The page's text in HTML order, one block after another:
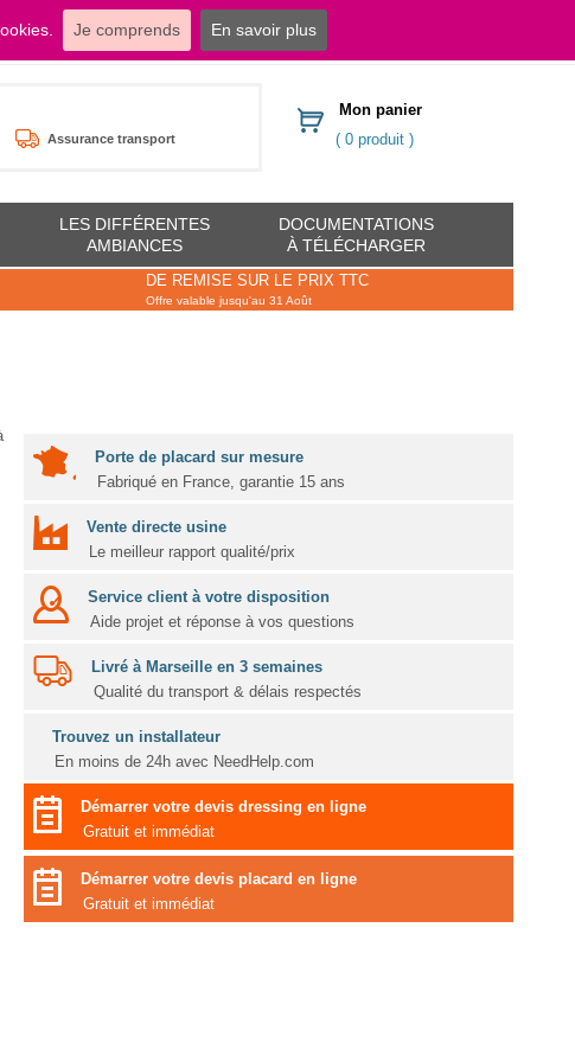
Je comprends En savoir plus
dressings.com
Assurance transport
Mon panier
( 0 produit )
LES DIFFÉRENTES
AMBIANCES
DOCUMENTATIONS
À TÉLÉCHARGER
DE REMISE SUR LE PRIX TTC
Offre valable jusqu'au 31 Août
Porte de placard sur mesure
Fabriqué en France, garantie 15 ans
Vente directe usine
Le meilleur rapport qualité/prix
Service client à votre disposition
Aide projet et réponse à vos questions
Livré à Marseille en 3 semaines
Qualité du transport & délais respectés
Trouvez un installateur
En moins de 24h avec NeedHelp.com
Démarrer votre devis dressing en ligne
Gratuit et immédiat
Démarrer votre devis placard en ligne
Gratuit et immédiat